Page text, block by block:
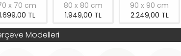
x 70 cm
TL
80 x 80 cm
1.949,00 TL
90 x 90 cm
2.249,00 TL
Modelleri